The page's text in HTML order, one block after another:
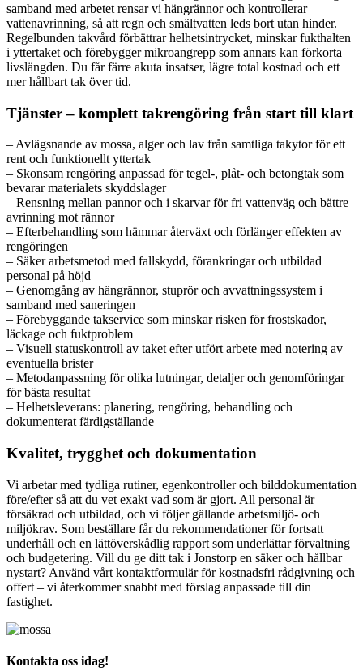
samband med arbetet rensar vi hängrännor och kontrollerar
vattenavrinning, så att regn och smältvatten leds bort utan hinder.
Regelbunden takvård förbättrar helhetsintrycket, minskar fukthalten
i yttertaket och förebygger mikroangrepp som annars kan förkorta
livslängden. Du får färre akuta insatser, lägre total kostnad och ett
mer hållbart tak över tid.
Tjänster – komplett takrengöring från start till klart
– Avlägsnande av mossa, alger och lav från samtliga takytor för ett
rent och funktionellt yttertak
– Skonsam rengöring anpassad för tegel-, plåt- och betongtak som
bevarar materialets skyddslager
– Rensning mellan pannor och i skarvar för fri vattenväg och bättre
avrinning mot rännor
– Efterbehandling som hämmar återväxt och förlänger effekten av
rengöringen
– Säker arbetsmetod med fallskydd, förankringar och utbildad
personal på höjd
– Genomgång av hängrännor, stuprör och avvattningssystem i
samband med saneringen
– Förebyggande takservice som minskar risken för frostskador,
läckage och fuktproblem
– Visuell statuskontroll av taket efter utfört arbete med notering av
eventuella brister
– Metodanpassning för olika lutningar, detaljer och genomföringar
för bästa resultat
– Helhetsleverans: planering, rengöring, behandling och
dokumenterat färdigställande
Kvalitet, trygghet och dokumentation
Vi arbetar med tydliga rutiner, egenkontroller och bilddokumentation
före/efter så att du vet exakt vad som är gjort. All personal är
försäkrad och utbildad, och vi följer gällande arbetsmiljö- och
miljökrav. Som beställare får du rekommendationer för fortsatt
underhåll och en lättöverskådlig rapport som underlättar förvaltning
och budgetering. Vill du ge ditt tak i Jonstorp en säker och hållbar
nystart? Använd vårt kontaktformulär för kostnadsfri rådgivning och
offert – vi återkommer snabbt med förslag anpassade till din
fastighet.
Kontakta oss idag!